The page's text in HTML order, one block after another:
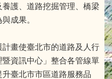
護、道路挖掘管理、橋梁
成果。
畫使臺北市的道路及人行
資訊中心」整合各管線單
臺北市市區道路服務品